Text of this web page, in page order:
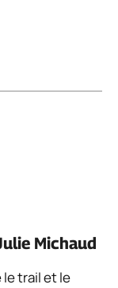
Michaud
trail et le